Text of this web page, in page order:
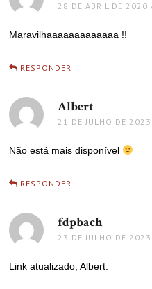
28 DE ABRIL DE 2020
Maravilhaaaaaaaaaaaaa !!
RESPONDER
Albert
21 DE JULHO DE
Não está mais disponível
RESPONDER
fdpbachdisse:
23 DE JULHO DE
Link atualizado, Albert.